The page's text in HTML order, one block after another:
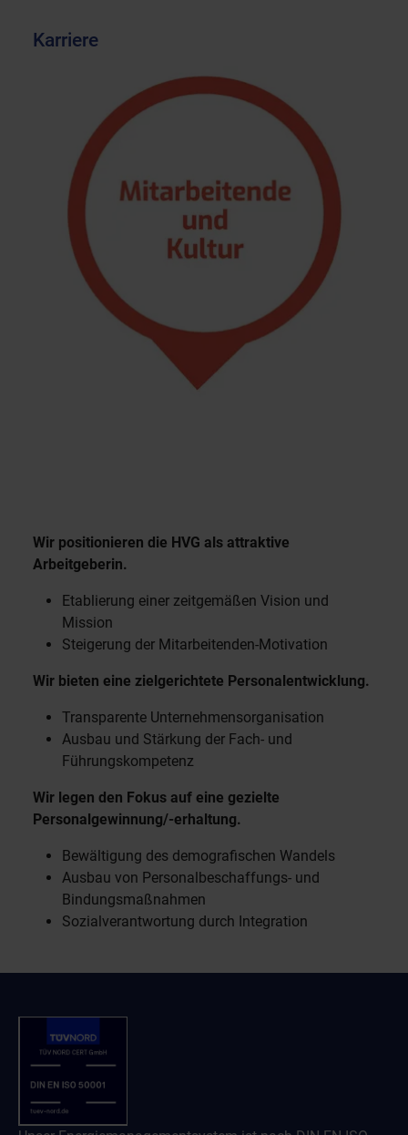
Karriere
Wir positionieren die HVG als attraktive
Arbeitgeberin.
Etablierung einer zeitgemäßen Vision und
Mission
Steigerung der Mitarbeitenden-Motivation
Wir bieten eine zielgerichtete Personalentwicklung.
Transparente Unternehmensorganisation
Ausbau und Stärkung der Fach- und
Führungskompetenz
Wir legen den Fokus auf eine gezielte
Personalgewinnung/-erhaltung.
Bewältigung des demografischen Wandels
Ausbau von Personalbeschaffungs- und
Bindungsmaßnahmen
Sozialverantwortung durch Integration